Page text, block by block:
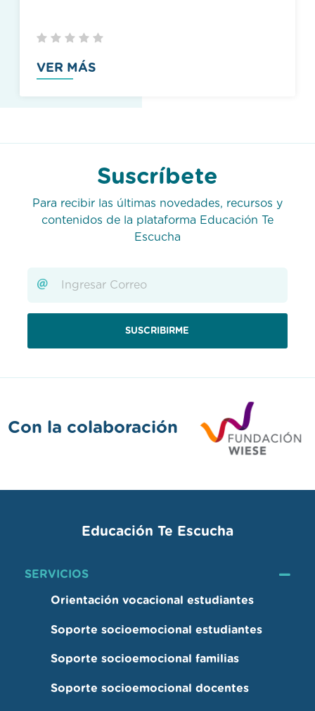
VER MÁS
Suscríbete
Para recibir las últimas novedades, recursos y
contenidos de la plataforma Educación Te
Escucha
Con la colaboración
Educación Te Escucha
SERVICIOS
Orientación vocacional estudiantes
Soporte socioemocional estudiantes
Soporte socioemocional familias
Soporte socioemocional docentes